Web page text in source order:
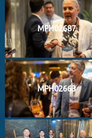
MPH02687
MPH02663